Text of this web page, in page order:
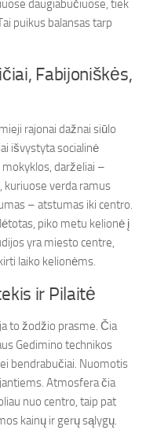
daugiabučiuose, tiek
puikus balansas tarp
Fabijoniškės,
rajonai dažnai siūlo
išvystyta socialinė
darželiai –
kuriuose verda ramus
– atstumas iki centro.
piko metu kelionė į
yra miesto centre,
laiko kelionėms.
ir Pilaitė
to žodžio prasme. Čia
Gedimino technikos
bendrabučiai. Nuomotis
Atmosfera čia
nuo centro, taip pat
kainų ir gerų sąlygų.